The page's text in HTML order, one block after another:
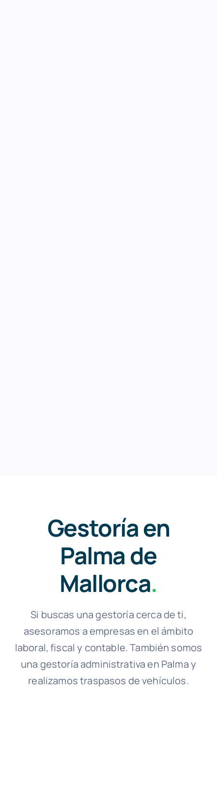
Gestoría en
Palma de
Mallorca.
Si buscas una gestoría cerca de ti,
asesoramos a empresas en el ámbito
laboral, fiscal y contable. También somos
una gestoría administrativa en Palma y
realizamos traspasos de vehículos.